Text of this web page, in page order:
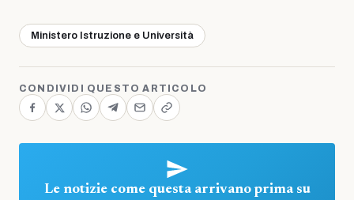
Ministero Istruzione e Università
CONDIVIDI QUESTO ARTICOLO
Le notizie come questa arrivano prima su